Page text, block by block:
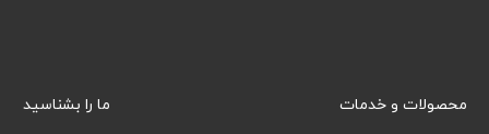
محصولات و خدمات ما را بشناسید